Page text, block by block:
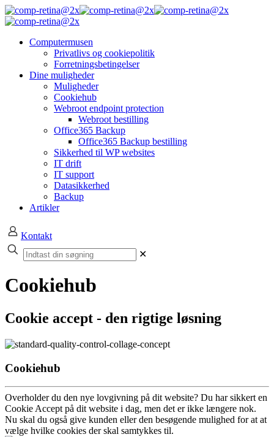
Computermusen
Privatlivs og cookiepolitik
Forretningsbetingelser
Dine muligheder
Muligheder
Cookiehub
Webroot endpoint protection
Webroot bestilling
Office365 Backup
Office365 Backup bestilling
Sikkerhed til WP websites
IT drift
IT support
Datasikkerhed
Backup
Artikler
Kontakt
✕
Cookiehub
Cookie accept - den rigtige løsning
Cookiehub
Overholder du den nye lovgivning på dit website? Du har sikkert en
Cookie Accept på dit website i dag, men det er ikke længere nok.
Nu skal du også give kunden eller den besøgende mulighed for at at
vælge hvilke cookies der skal samtykkes til.